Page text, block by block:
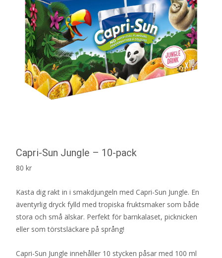
Capri-Sun Jungle – 10-pack
80 kr
Kasta dig rakt in i smakdjungeln med Capri-Sun Jungle. En
äventyrlig dryck fylld med tropiska fruktsmaker som både
stora och små älskar. Perfekt för barnkalaset, picknicken
eller som törstsläckare på språng!
Capri-Sun Jungle innehåller 10 stycken påsar med 100 ml